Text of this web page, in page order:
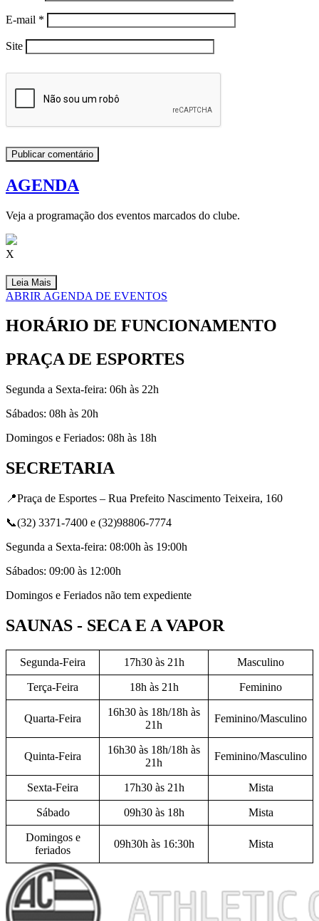
E-mail *
Site
AGENDA
Veja a programação dos eventos marcados do clube.
X
Leia Mais
ABRIR AGENDA DE EVENTOS
HORÁRIO DE FUNCIONAMENTO
PRAÇA DE ESPORTES
Segunda a Sexta-feira: 06h às 22h
Sábados: 08h às 20h
Domingos e Feriados: 08h às 18h
SECRETARIA
📍Praça de Esportes – Rua Prefeito Nascimento Teixeira, 160
📞(32) 3371-7400 e (32)98806-7774
Segunda a Sexta-feira: 08:00h às 19:00h
Sábados: 09:00 às 12:00h
Domingos e Feriados não tem expediente
SAUNAS - SECA E A VAPOR
Segunda-Feira 17h30 às 21h Masculino
Terça-Feira 18h às 21h Feminino
Quarta-Feira
16h30 às 18h/18h às
21h
Feminino/Masculino
Quinta-Feira
16h30 às 18h/18h às
21h
Feminino/Masculino
Sexta-Feira 17h30 às 21h Mista
Sábado 09h30 às 18h Mista
Domingos e
feriados
09h30h às 16:30h Mista